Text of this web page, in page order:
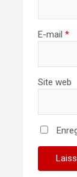
E-mail *
Site web